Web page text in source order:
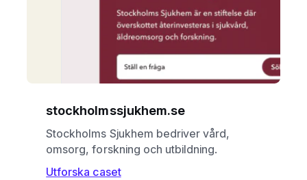
stockholmssjukhem.se
Stockholms Sjukhem bedriver vård,
omsorg, forskning och utbildning.
Utforska caset